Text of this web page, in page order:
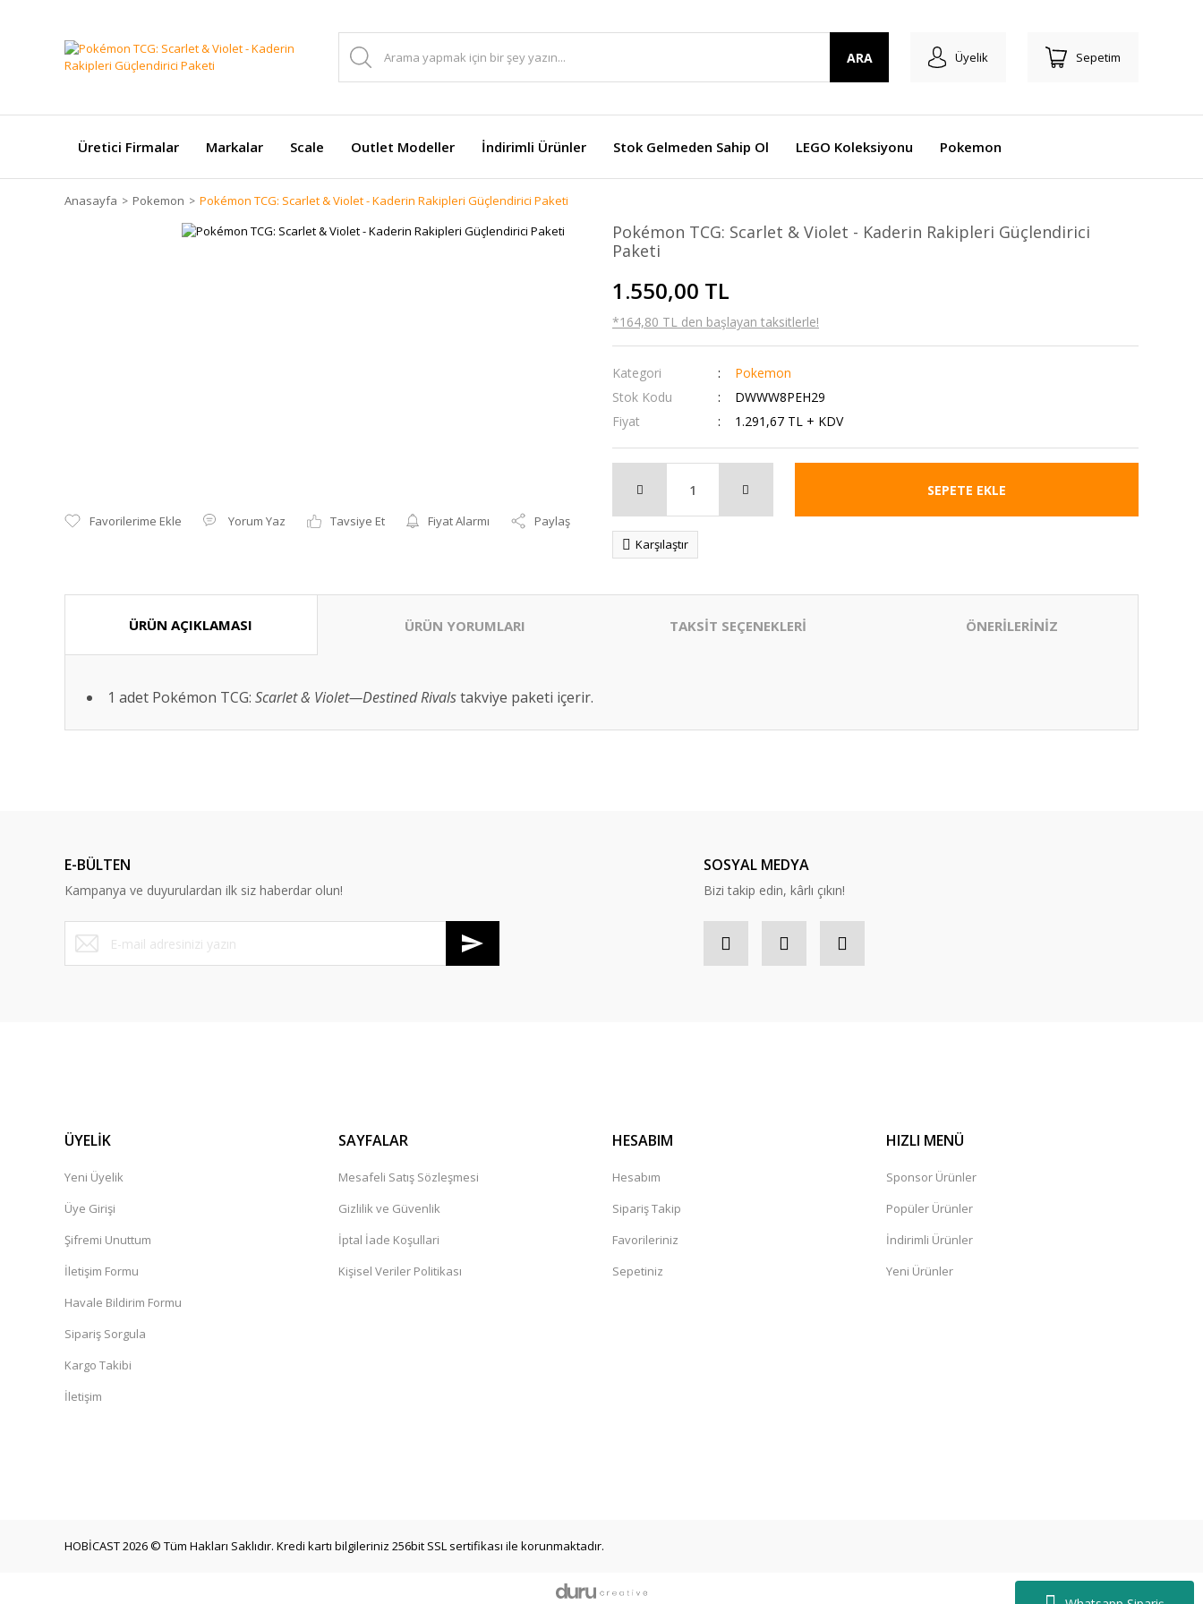
ARA Üyelik Sepetim
Üretici Firmalar Markalar Scale Outlet Modeller İndirimli Ürünler Stok Gelmeden Sahip Ol LEGO Koleksiyonu Pokemon
Anasayfa Pokemon Pokémon TCG: Scarlet & Violet - Kaderin Rakipleri Güçlendirici Paketi
Yorum Yaz Tavsiye Et Fiyat Alarmı Paylaş
Pokémon TCG: Scarlet & Violet - Kaderin Rakipleri Güçlendirici
Paketi
1.550,00 TL
*164,80 TL den başlayan taksitlerle!
Kategori
Pokemon
Stok Kodu
DWWW8PEH29
Fiyat
1.291,67 TL + KDV
SEPETE EKLE
Karşılaştır
ÜRÜN AÇIKLAMASI ÜRÜN YORUMLARI TAKSİT SEÇENEKLERİ ÖNERİLERİNİZ
1 adet Pokémon TCG: Scarlet & Violet—Destined Rivalstakviye paketi içerir.
Ürün bilgilerinde hatalar bulunuyor.
Ürün fiyatı diğer sitelerden daha pahalı.
Bu ürüne benzer farklı alternatifler olmalı.
E-BÜLTEN
Kampanya ve duyurulardan ilk siz haberdar olun!
SOSYAL MEDYA
Bizi takip edin, kârlı çıkın!
ÜYELİK
Yeni Üyelik
Üye Girişi
Şifremi Unuttum
İletişim Formu
Havale Bildirim Formu
Sipariş Sorgula
Kargo Takibi
İletişim
SAYFALAR
Mesafeli Satış Sözleşmesi
Gizlilik ve Güvenlik
İptal İade Koşullari
Kişisel Veriler Politikası
HESABIM
Hesabım
Sipariş Takip
Favorileriniz
Sepetiniz
HIZLI MENÜ
Sponsor Ürünler
Popüler Ürünler
İndirimli Ürünler
Yeni Ürünler
HOBİCAST 2026 © Tüm Hakları Saklıdır. Kredi kartı bilgileriniz 256bit SSL sertifikası ile korunmaktadır.